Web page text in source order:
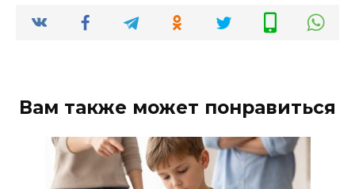
Вам также может понравиться